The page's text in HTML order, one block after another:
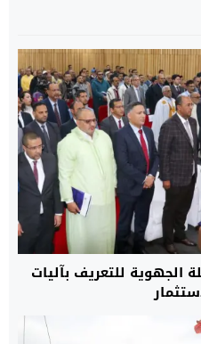
الجهوية للتعريف بآليات